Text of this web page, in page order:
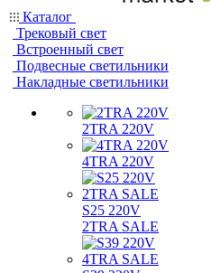
Каталог
Трековый свет
Встроенный свет
Подвесные светильники
Накладные светильники
2TRA 220V
4TRA 220V
S25 220V
2TRA SALE